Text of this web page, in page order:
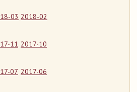
03 2018-02
11 2017-10
07 2017-06